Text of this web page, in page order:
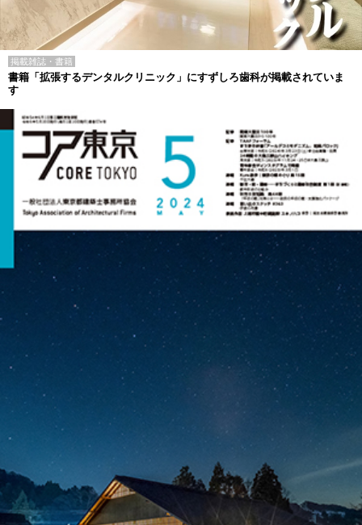
掲載雑誌・書籍
書籍「拡張するデンタルクリニック」にすずしろ歯科が掲載されていま
す